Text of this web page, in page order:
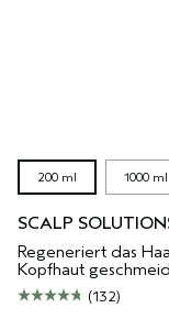
200 ml 1000 ml
SCALP
Regeneriert das
Kopfhaut
(132)